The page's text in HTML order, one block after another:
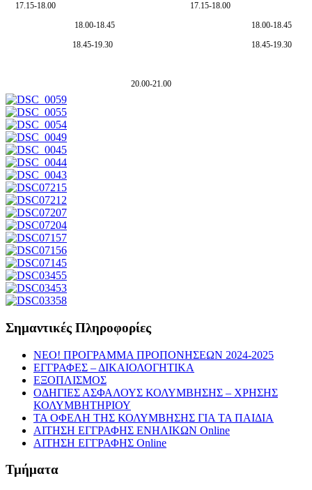
17.15-18.00
17.15-18.00
18.00-18.45
18.00-18.45
18.45-19.30
18.45-19.30
20.00-21.00
Σημαντικές Πληροφορίες
NEO! ΠΡΟΓΡΑΜΜΑ ΠΡΟΠΟΝΗΣΕΩΝ 2024-2025
ΕΓΓΡΑΦΕΣ – ΔΙΚΑΙΟΛΟΓΗΤΙΚΑ
ΕΞΟΠΛΙΣΜΟΣ
ΟΔΗΓΙΕΣ ΑΣΦΑΛΟΥΣ ΚΟΛΥΜΒΗΣΗΣ – ΧΡΗΣΗΣ
ΚΟΛΥΜΒΗΤΗΡΙΟΥ
ΤΑ ΟΦΕΛΗ ΤΗΣ ΚΟΛΥΜΒΗΣΗΣ ΓΙΑ ΤΑ ΠΑΙΔΙΑ
ΑΙΤΗΣΗ ΕΓΓΡΑΦΗΣ ΕΝΗΛΙΚΩΝ Online
ΑΙΤΗΣΗ ΕΓΓΡΑΦΗΣ Online
Τμήματα